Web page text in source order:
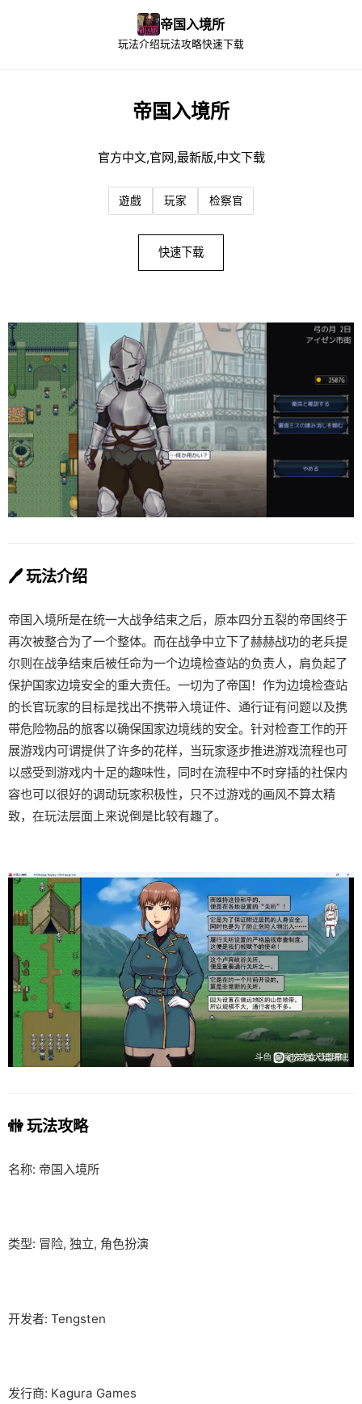
帝国入境所
玩法介绍玩法攻略快速下载
帝国入境所
官方中文,官网,最新版,中文下载
遊戲 玩家 检察官
快速下载
🖊️ 玩法介绍
帝国入境所是在统一大战争结束之后，原本四分五裂的帝国终于
再次被整合为了一个整体。而在战争中立下了赫赫战功的老兵提
尔则在战争结束后被任命为一个边境检查站的负责人，肩负起了
保护国家边境安全的重大责任。一切为了帝国！作为边境检查站
的长官玩家的目标是找出不携带入境证件、通行证有问题以及携
带危险物品的旅客以确保国家边境线的安全。针对检查工作的开
展游戏内可谓提供了许多的花样，当玩家逐步推进游戏流程也可
以感受到游戏内十足的趣味性，同时在流程中不时穿插的社保内
容也可以很好的调动玩家积极性，只不过游戏的画风不算太精
致，在玩法层面上来说倒是比较有趣了。
🚻 玩法攻略
名称: 帝国入境所
类型: 冒险, 独立, 角色扮演
开发者: Tengsten
发行商: Kagura Games